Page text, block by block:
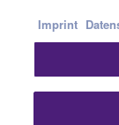
Kontakt
Imprint